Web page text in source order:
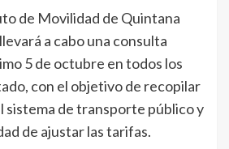
de Movilidad de Quintana
a cabo una consulta
5 de octubre en todos los
con el objetivo de recopilar
sistema de transporte público y
de ajustar las tarifas.